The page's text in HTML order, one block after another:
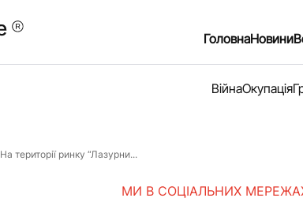
ГоловнаНовини
ВійнаОкупація
На території ринку “Лазурни...
МИ В СОЦІАЛЬНИХ